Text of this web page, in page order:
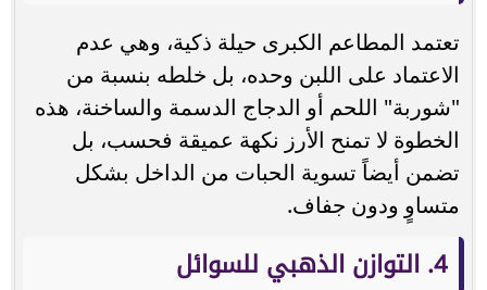
تعتمد المطاعم الكبرى حيلة ذكية، وهي عدم
الاعتماد على اللبن وحده، بل خلطه بنسبة من
"شوربة" اللحم أو الدجاج الدسمة والساخنة، هذه
الخطوة لا تمنح الأرز نكهة عميقة فحسب، بل
تضمن أيضاً تسوية الحبات من الداخل بشكل
متساوٍ ودون جفاف.
4. التوازن الذهبي للسوائل